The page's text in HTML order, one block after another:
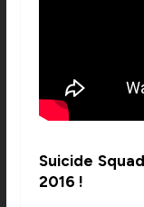
Suicide
2016 !